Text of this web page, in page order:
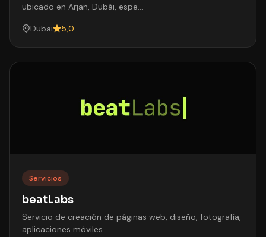
ubicado en Arjan, Dubái, espe…
Dubai 5,0
Servicios
beatLabs
Servicio de creación de páginas web, diseño, fotografía,
aplicaciones móviles.